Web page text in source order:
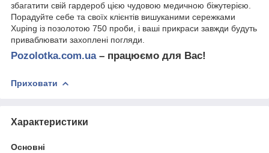
збагатити свій гардероб цією чудовою медичною біжутерією.
Порадуйте себе та своїх клієнтів вишуканими сережками
Xuping із позолотою 750 проби, і ваші прикраси завжди будуть
приваблювати захоплені погляди.
Pozolotka.com.ua– працюємо для Вас!
Приховати
Характеристики
Основні